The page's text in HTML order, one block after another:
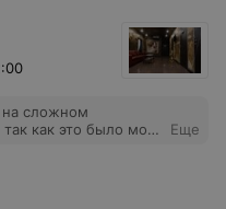
сложном
как это было моё
живые,
просто
Еще